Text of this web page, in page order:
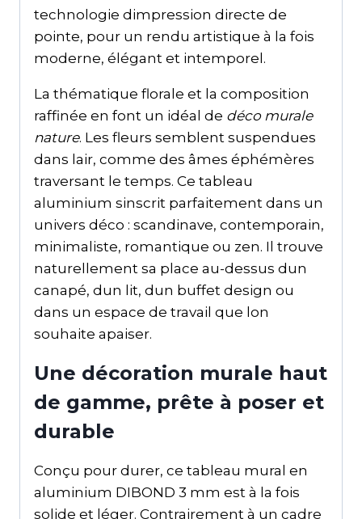
technologie dimpression directe de
pointe, pour un rendu artistique à la fois
moderne, élégant et intemporel.
La thématique florale et la composition
raffinée en font un idéal de déco murale
nature. Les fleurs semblent suspendues
dans lair, comme des âmes éphémères
traversant le temps. Ce tableau
aluminium sinscrit parfaitement dans un
univers déco : scandinave, contemporain,
minimaliste, romantique ou zen. Il trouve
naturellement sa place au-dessus dun
canapé, dun lit, dun buffet design ou
dans un espace de travail que lon
souhaite apaiser.
Une décoration murale haut
de gamme, prête à poser et
durable
Conçu pour durer, ce tableau mural en
aluminium DIBOND 3 mm est à la fois
solide et léger. Contrairement à un cadre